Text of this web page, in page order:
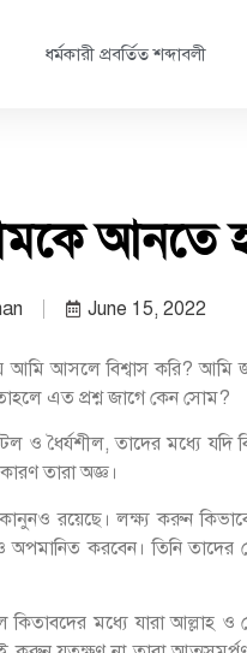
ধর্মকারী প্রবর্তিত শব্দাবলী
আনতে
June 15, 2022
আসলে বিশ্বাস করি? আমি
এত প্রশ্ন জাগে কেন সোম?
ও ধৈর্যশীল, তাদের মধ্যে
তারা অজ্ঞ।
রয়েছে। লক্ষ্য করুন কিভাবে
অপমানিত করবেন। তিনি
মধ্যে যারা আল্লাহ ও